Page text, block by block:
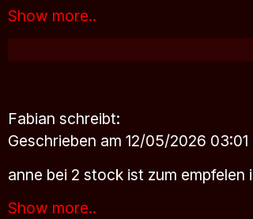
Show more..
Fabian schreibt:
Geschrieben am 12/05/2026 03:01
anne bei 2 stock ist zum
Show more..